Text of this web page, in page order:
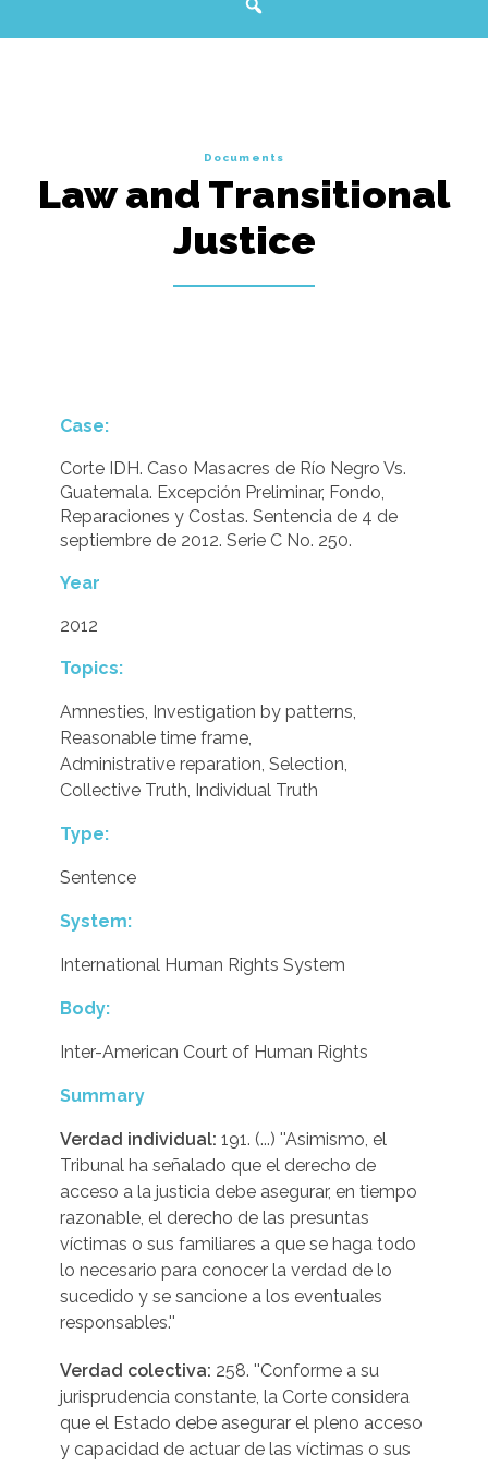
Documents
Law and Transitional
Justice
Case:
Corte IDH. Caso Masacres de Río Negro Vs.
Guatemala. Excepción Preliminar, Fondo,
Reparaciones y Costas. Sentencia de 4 de
septiembre de 2012. Serie C No. 250.
Year
2012
Topics:
Amnesties, Investigation by patterns,
Reasonable time frame,
Administrative reparation, Selection,
Collective Truth, Individual Truth
Type:
Sentence
System:
International Human Rights System
Body:
Inter-American Court of Human Rights
Summary
Verdad individual: 191. (...) ''Asimismo, el
Tribunal ha señalado que el derecho de
acceso a la justicia debe asegurar, en tiempo
razonable, el derecho de las presuntas
víctimas o sus familiares a que se haga todo
lo necesario para conocer la verdad de lo
sucedido y se sancione a los eventuales
responsables.''
Verdad colectiva: 258. ''Conforme a su
jurisprudencia constante, la Corte considera
que el Estado debe asegurar el pleno acceso
y capacidad de actuar de las víctimas o sus